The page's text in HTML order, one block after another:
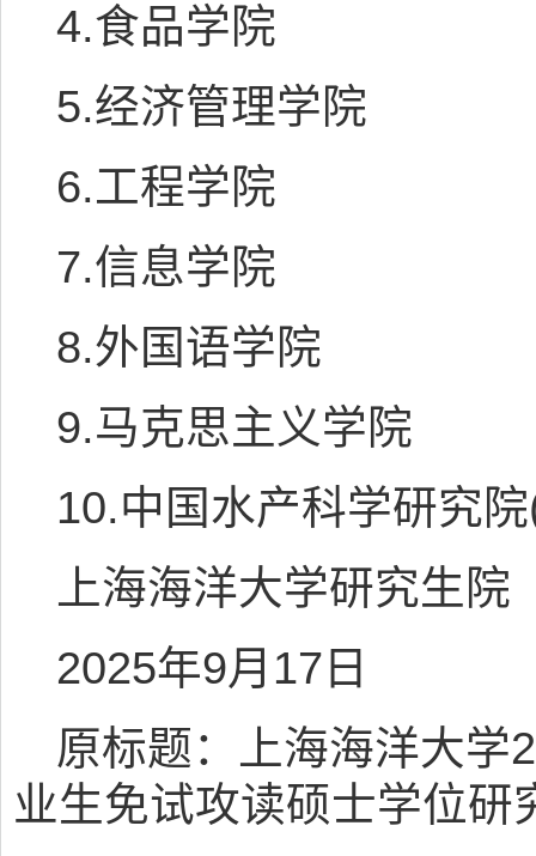
4.食品学院
5.经济管理学院
6.工程学院
7.信息学院
8.外国语学院
9.马克思主义学院
10.中国水产科学研究
上海海洋大学研究生院
2025年9月17日
原标题：上海海洋大学
业生免试攻读硕士学位研